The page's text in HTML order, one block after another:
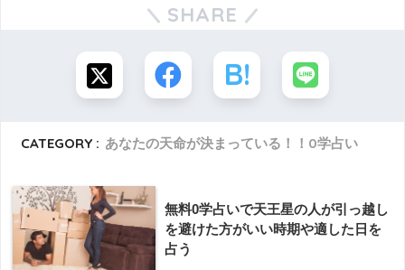
SHARE
CATEGORY : あなたの天命が決まっている！！0学占い
無料0学占いで天王星の人が引っ越し
を避けた方がいい時期や適した日を
占う